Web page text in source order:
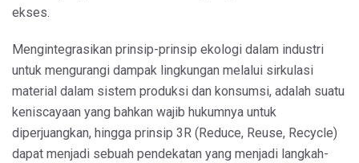
ekses.
Mengintegrasikan prinsip-prinsip ekologi dalam industri
untuk mengurangi dampak lingkungan melalui sirkulasi
material dalam sistem produksi dan konsumsi, adalah suatu
keniscayaan yang bahkan wajib hukumnya untuk
diperjuangkan, hingga prinsip 3R (Reduce, Reuse, Recycle)
dapat menjadi sebuah pendekatan yang menjadi langkah-